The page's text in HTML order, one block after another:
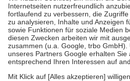
Kosten der Leistung zu entrichten.
Diese Regeln gelten grundsätzlich
Bei Heilmitteln und häuslicher
Zuzahlung zehn Prozent der Kosten
Verordnung.
Um das Engagement der Versicherten
stärken und die besondere Stellung der
fallenkeine Zuzahlungenan bei: